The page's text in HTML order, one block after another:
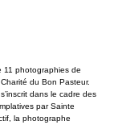
11 photographies de
du Bon Pasteur.
dans le cadre des
par Sainte
la photographe